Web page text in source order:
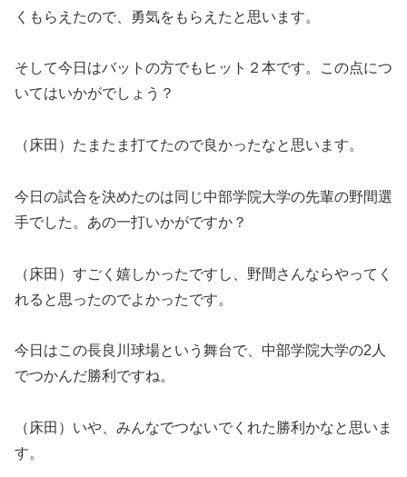
くもらえたので、勇気をもらえたと思います。
そして今日はバットの方でもヒット２本です。この点につ
いてはいかがでしょう？
（床田）たまたま打てたので良かったなと思います。
今日の試合を決めたのは同じ中部学院大学の先輩の野間選
手でした。あの一打いかがですか？
（床田）すごく嬉しかったですし、野間さんならやってく
れると思ったのでよかったです。
今日はこの長良川球場という舞台で、中部学院大学の2人
でつかんだ勝利ですね。
（床田）いや、みんなでつないでくれた勝利かなと思いま
す。